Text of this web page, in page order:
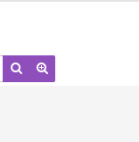
Buscar